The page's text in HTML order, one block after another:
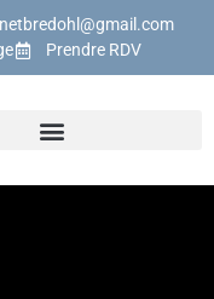
Prendre RDV